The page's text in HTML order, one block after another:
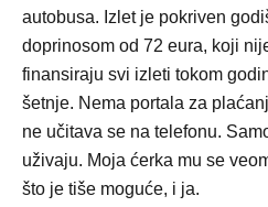
autobusa. Izlet je pokriven
doprinosom od 72 eura, koji
finansiraju svi izleti tokom
šetnje. Nema portala za
ne učitava se na telefonu.
uživaju. Moja ćerka mu se
što je tiše moguće, i ja.